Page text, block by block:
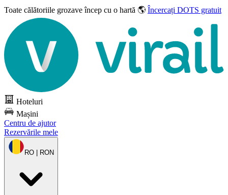
Toate călătoriile grozaveîncep cu o hartă 🌎 Încercați DOTS gratuit
Hoteluri
Mașini
Centru de ajutor
Rezervările mele
RO | RON